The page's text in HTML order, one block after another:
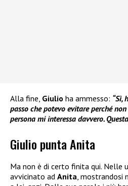
Alla fine, Giulio ha ammesso: “Sì,
passo che potevo evitare perché
persona mi interessa davvero.
Giulio punta Anita
Ma non è di certo finita qui. Nelle
avvicinato ad Anita,